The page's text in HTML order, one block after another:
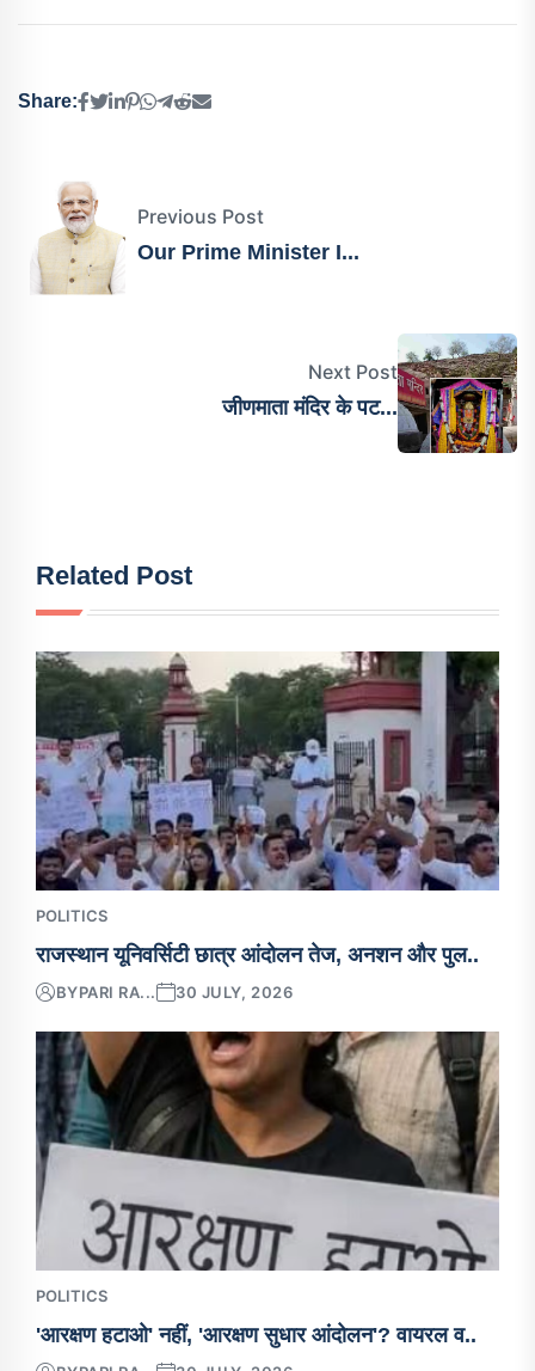
Share:
Previous Post
Our Prime Minister I...
Next Post
जीणमाता मंदिर के पट...
Related Post
POLITICS
राजस्थान यूनिवर्सिटी छात्र आंदोलन तेज, अनशन और पुल..
BYPARI RA... 30 JULY, 2026
POLITICS
'आरक्षण हटाओ' नहीं, 'आरक्षण सुधार आंदोलन'? वायरल व..